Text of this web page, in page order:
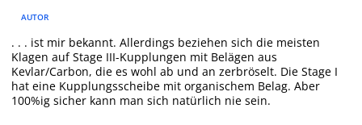
AUTOR
. . . ist mir bekannt. Allerdings beziehen sich die meisten
Klagen auf Stage III-Kupplungen mit Belägen aus
Kevlar/Carbon, die es wohl ab und an zerbröselt. Die Stage I
hat eine Kupplungsscheibe mit organischem Belag. Aber
100%ig sicher kann man sich natürlich nie sein.